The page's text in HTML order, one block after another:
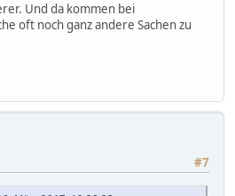
Und da kommen bei
oft noch ganz andere Sachen zu
#7